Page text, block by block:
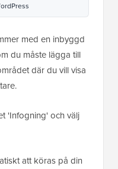
med en inbyggd
du måste lägga till
där du vill visa
'Infogning' och välj
att köras på din